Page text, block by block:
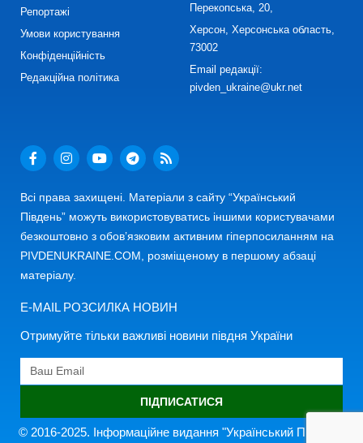
Репортажі
Умови користування
Конфіденційність
Редакційна політика
Перекопська, 20,
Херсон, Херсонська область,
73002
Email редакції:
pivden_ukraine@ukr.net
Всі права захищені. Матеріали з сайту “Український
Південь” можуть використовуватись іншими користувачами
безкоштовно з обов’язковим активним гіперпосиланням на
PIVDENUKRAINE.COM, розміщеному в першому абзаці
матеріалу.
E-MAIL РОЗСИЛКА НОВИН
Отримуйте тільки важливі новини півдня України
ПІДПИСАТИСЯ
© 2016-2025. Інформаційне видання "Український Південь"